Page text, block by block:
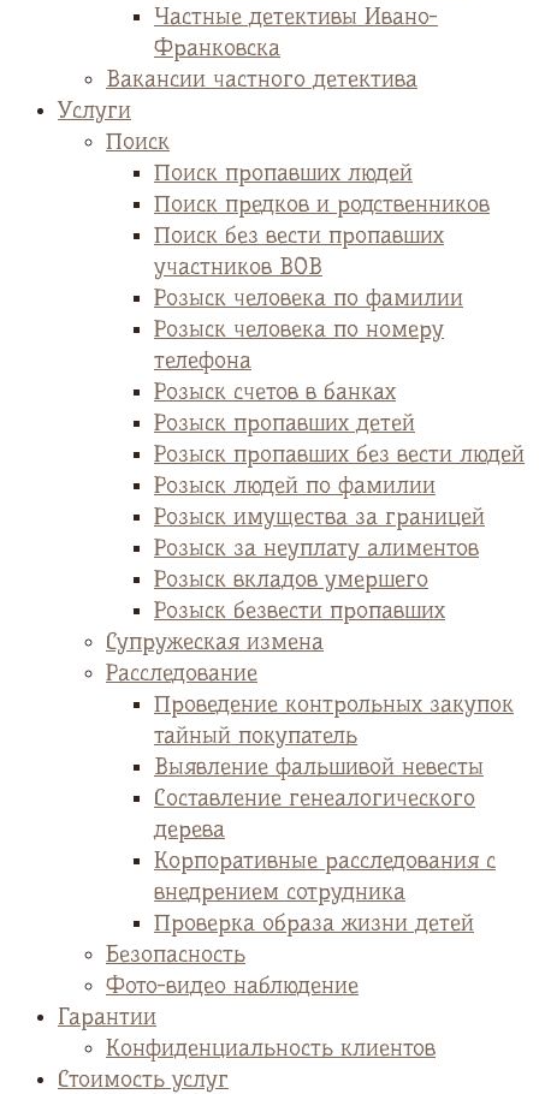
Частные детективы Ивано-
Франковска
Вакансии частного детектива
Услуги
Поиск
Поиск пропавших людей
Поиск предков и родственников
Поиск без вести пропавших
участников ВОВ
Розыск человека по фамилии
Розыск человека по номеру
телефона
Розыск счетов в банках
Розыск пропавших детей
Розыск пропавших без вести людей
Розыск людей по фамилии
Розыск имущества за границей
Розыск за неуплату алиментов
Розыск вкладов умершего
Розыск безвести пропавших
Супружеская измена
Расследование
Проведение контрольных закупок
тайный покупатель
Выявление фальшивой невесты
Cоставление генеалогического
дерева
Корпоративные расследования с
внедрением сотрудника
Проверка образа жизни детей
Безопасность
Фото-видео наблюдение
Гарантии
Конфиденциальность клиентов
Стоимость услуг